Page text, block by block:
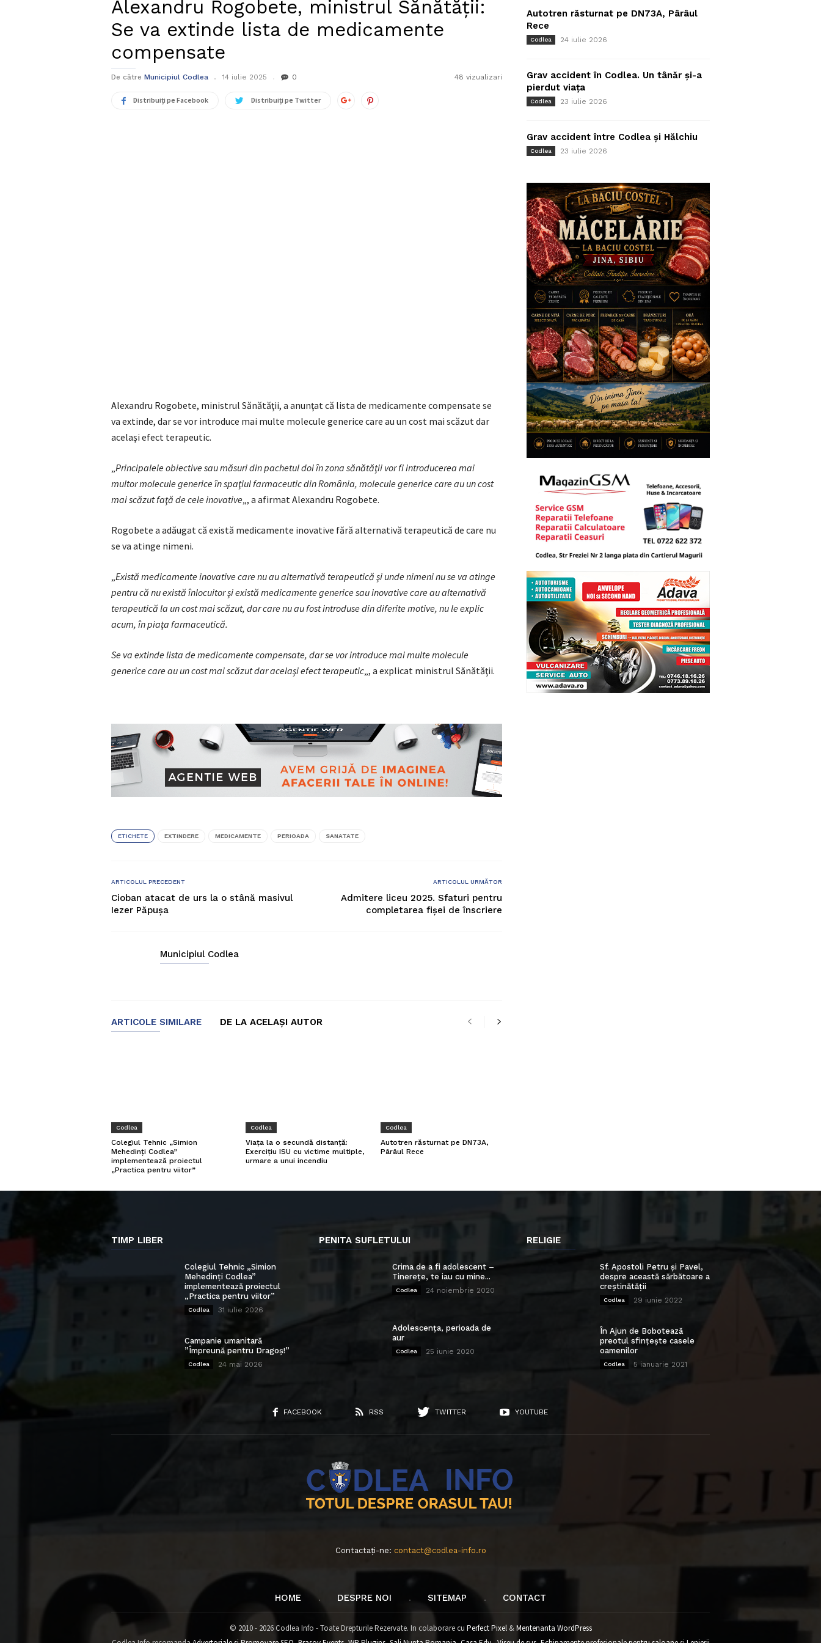
Alexandru Rogobete, ministrul Sănătăţii:
Se va extinde lista de medicamente
compensate
De către Municipiul Codlea 14 iulie 2025 0 48 vizualizari
Distribuiți pe Facebook Distribuiți pe Twitter
Alexandru Rogobete, ministrul Sănătăţii, a anunţat că lista de medicamente compensate se
va extinde, dar se vor introduce mai multe molecule generice care au un cost mai scăzut dar
acelaşi efect terapeutic.
„Principalele obiective sau măsuri din pachetul doi în zona sănătăţii vor fi introducerea mai
multor molecule generice în spaţiul farmaceutic din România, molecule generice care au un cost
mai scăzut faţă de cele inovative„, a afirmat Alexandru Rogobete.
Rogobete a adăugat că există medicamente inovative fără alternativă terapeutică de care nu
se va atinge nimeni.
„Există medicamente inovative care nu au alternativă terapeutică şi unde nimeni nu se va atinge
pentru că nu există înlocuitor şi există medicamente generice sau inovative care au alternativă
terapeutică la un cost mai scăzut, dar care nu au fost introduse din diferite motive, nu le explic
acum, în piaţa farmaceutică.
Se va extinde lista de medicamente compensate, dar se vor introduce mai multe molecule
generice care au un cost mai scăzut dar acelaşi efect terapeutic„, a explicat ministrul Sănătăţii.
ETICHETE EXTINDERE MEDICAMENTE PERIOADA SANATATE
ARTICOLUL PRECEDENT
Cioban atacat de urs la o stână masivul
Iezer Păpușa
ARTICOLUL URMĂTOR
Admitere liceu 2025. Sfaturi pentru
completarea fișei de înscriere
Municipiul Codlea
ARTICOLE SIMILARE DE LA ACELAȘI AUTOR
Codlea
Colegiul Tehnic „Simion
Mehedinți Codlea”
implementează proiectul
„Practica pentru viitor”
Codlea
Viața la o secundă distanță:
Exercițiu ISU cu victime multiple,
urmare a unui incendiu
Codlea
Autotren răsturnat pe DN73A,
Pârâul Rece
Autotren răsturnat pe DN73A, Pârâul
Rece
Codlea 24 iulie 2026
Grav accident în Codlea. Un tânăr și-a
pierdut viața
Codlea 23 iulie 2026
Grav accident între Codlea și Hălchiu
Codlea 23 iulie 2026
TIMP LIBER
Colegiul Tehnic „Simion
Mehedinți Codlea”
implementează proiectul
„Practica pentru viitor”
Codlea 31 iulie 2026
Campanie umanitară
”Împreună pentru Dragoș!”
Codlea 24 mai 2026
PENITA SUFLETULUI
Crima de a fi adolescent –
Tinerețe, te iau cu mine...
Codlea 24 noiembrie 2020
Adolescența, perioada de
aur
Codlea 25 iunie 2020
RELIGIE
Sf. Apostoli Petru și Pavel,
despre această sărbătoare a
creștinătății
Codlea 29 iunie 2022
În Ajun de Bobotează
preotul sfințește casele
oamenilor
Codlea 5 ianuarie 2021
FACEBOOK RSS TWITTER YOUTUBE
Contactați-ne: contact@codlea-info.ro
HOME DESPRE NOI SITEMAP CONTACT
© 2010 - 2026 Codlea Info - Toate Drepturile Rezervate. In colaborare cu Perfect Pixel&Mentenanta WordPress